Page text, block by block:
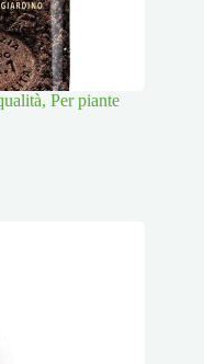
Per piante